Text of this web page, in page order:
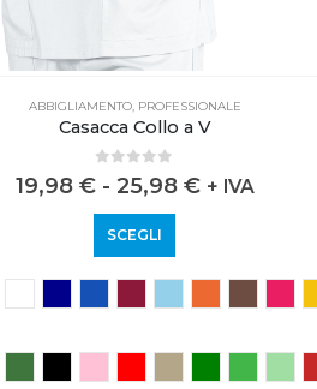
ABBIGLIAMENTO, PROFESSIONALE
Casacca Collo a V
out of 5
19,98 € - 25,98 € + IVA
SCEGLI